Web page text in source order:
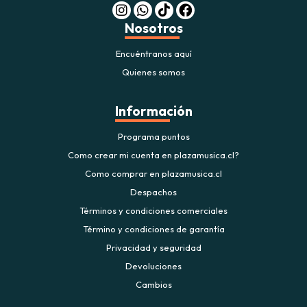
Nosotros
Encuéntranos aquí
Quienes somos
Información
Programa puntos
Como crear mi cuenta en plazamusica.cl?
Como comprar en plazamusica.cl
Despachos
Términos y condiciones comerciales
Término y condiciones de garantía
Privacidad y seguridad
Devoluciones
Cambios